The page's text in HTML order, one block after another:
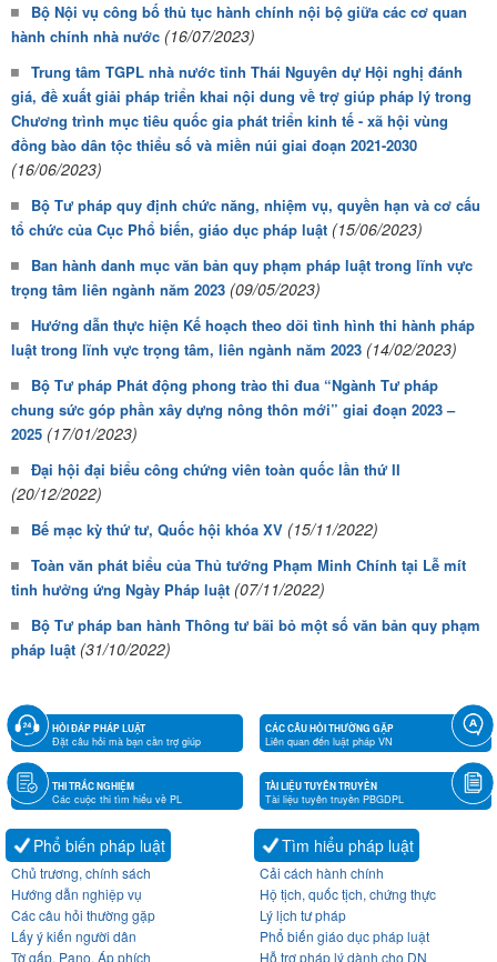
Bộ Nội vụ công bố thủ tục hành chính nội bộ giữa các cơ quan
hành chính nhà nước (16/07/2023)
Trung tâm TGPL nhà nước tỉnh Thái Nguyên dự Hội nghị đánh
giá, đề xuất giải pháp triển khai nội dung về trợ giúp pháp lý trong
Chương trình mục tiêu quốc gia phát triển kinh tế - xã hội vùng
đồng bào dân tộc thiểu số và miền núi giai đoạn 2021-2030
(16/06/2023)
Bộ Tư pháp quy định chức năng, nhiệm vụ, quyền hạn và cơ cấu
tổ chức của Cục Phổ biến, giáo dục pháp luật (15/06/2023)
Ban hành danh mục văn bản quy phạm pháp luật trong lĩnh vực
trọng tâm liên ngành năm 2023 (09/05/2023)
Hướng dẫn thực hiện Kế hoạch theo dõi tình hình thi hành pháp
luật trong lĩnh vực trọng tâm, liên ngành năm 2023 (14/02/2023)
Bộ Tư pháp Phát động phong trào thi đua “Ngành Tư pháp
chung sức góp phần xây dựng nông thôn mới” giai đoạn 2023 –
2025 (17/01/2023)
Đại hội đại biểu công chứng viên toàn quốc lần thứ II
(20/12/2022)
Bế mạc kỳ thứ tư, Quốc hội khóa XV (15/11/2022)
Toàn văn phát biểu của Thủ tướng Phạm Minh Chính tại Lễ mít
tinh hưởng ứng Ngày Pháp luật (07/11/2022)
Bộ Tư pháp ban hành Thông tư bãi bỏ một số văn bản quy phạm
pháp luật (31/10/2022)
HỎI ĐÁP PHÁP LUẬT
Đặt câu hỏi mà bạn cần trợ giúp
CÁC CÂU HỎI THƯỜNG GẶP
Liên quan đến luật pháp VN
THI TRẮC NGHIỆM
Các cuộc thi tìm hiểu về PL
TÀI LIỆU TUYÊN TRUYỀN
Tài liệu tuyên truyền PBGDPL
Phổ biến pháp luật
Chủ trương, chính sách
Hướng dẫn nghiệp vụ
Các câu hỏi thường gặp
Lấy ý kiến người dân
Tờ gấp, Pano, Áp phích
Tìm hiểu pháp luật
Cải cách hành chính
Hộ tịch, quốc tịch, chứng thực
Lý lịch tư pháp
Phổ biến giáo dục pháp luật
Hỗ trợ pháp lý dành cho DN